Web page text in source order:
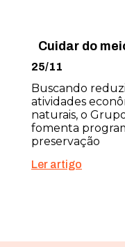
Cuidar do
25/11
Buscando
atividades
naturais, o
fomenta
preservação
Ler artigo